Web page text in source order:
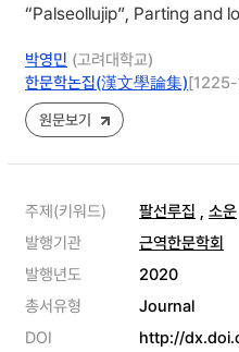
“Palseollujip”, Parting and
박영민 (고려대학교)
한문학논집(漢文學論集)
원문보기
주제(키워드) 팔선루집 , 소운
발행기관
근역한문학회
발행년도
2020
총서유형
Journal
DOI
http://